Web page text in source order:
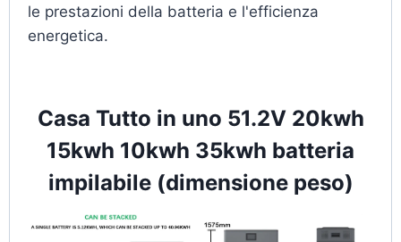
le prestazioni della batteria e l'efficienza
energetica.
Casa Tutto in uno 51.2V 20kwh
15kwh 10kwh 35kwh batteria
impilabile (dimensione peso)